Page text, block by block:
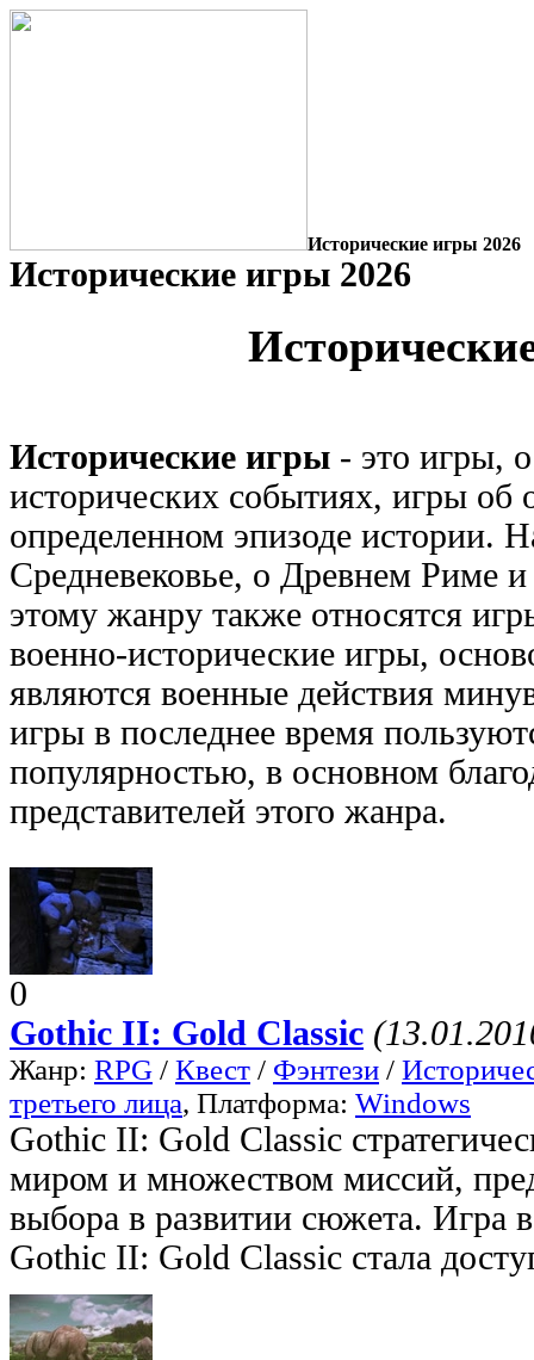
Исторические игры 2026
Исторические игры 2026
Исторические игры - это игры,
исторических событиях, игры об
определенном эпизоде истории.
Средневековье, о Древнем Риме
этому жанру также относятся
военно-исторические игры,
являются военные действия
игры в последнее время
популярностью, в основном
представителей этого жанра.
0
Gothic II: Gold Classic
Жанр: RPG / Квест / Фэнтези /
третьего лица, Платформа: Windows
Gothic II: Gold Classic
миром и множеством миссий,
выбора в развитии сюжета. Игра
Gothic II: Gold Classic стала